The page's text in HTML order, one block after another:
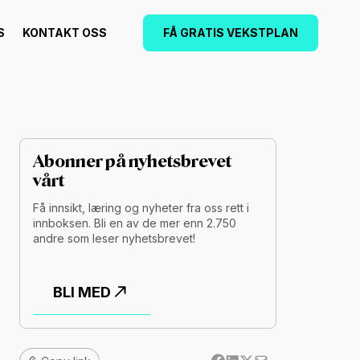
KONTAKT OSS FÅ GRATIS VEKSTPLAN
Abonner på nyhetsbrevet
vårt
Få innsikt, læring og nyheter fra oss rett i
innboksen. Bli en av de mer enn 2.750
andre som leser nyhetsbrevet!
BLI MED